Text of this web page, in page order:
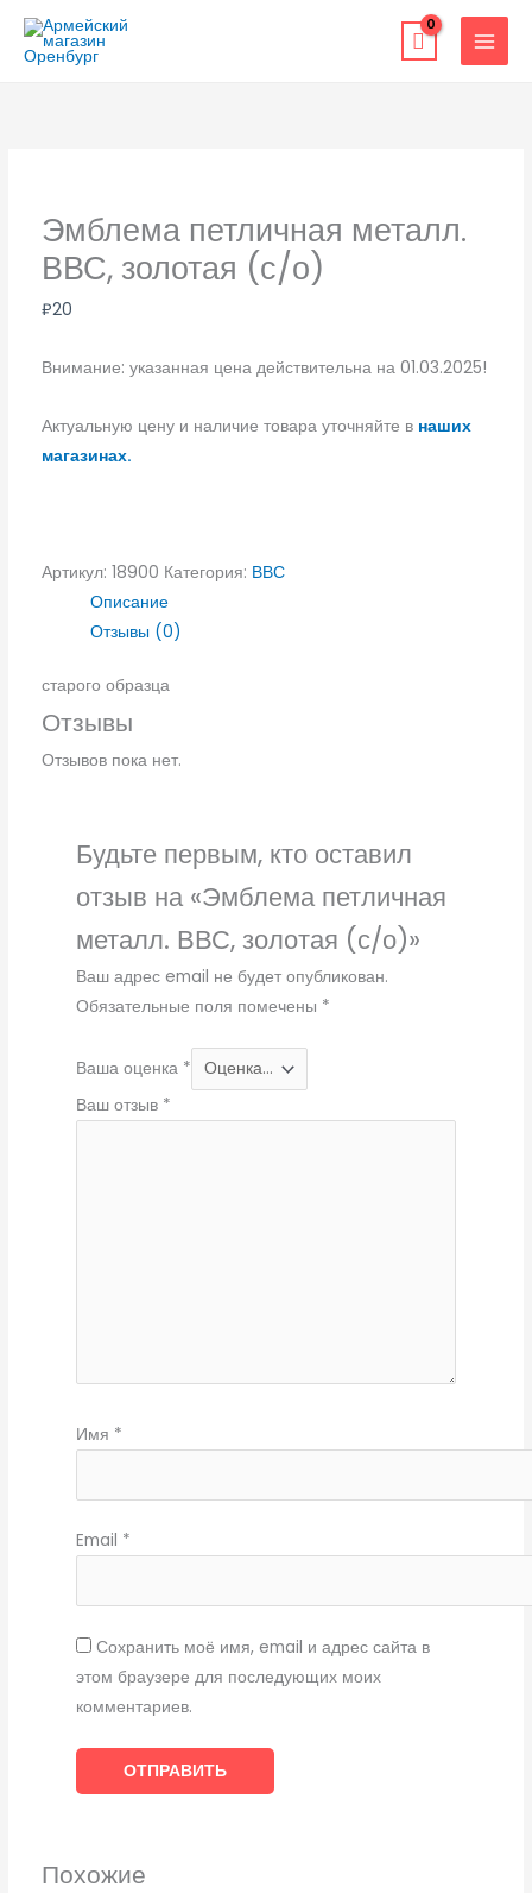
Перейти
содержимому
Эмблема петличная металл.
ВВС, золотая (с/о)
₽20
Внимание: указанная цена действительна на 01.03.2025!
Актуальную цену и наличие товара уточняйте в наших
магазинах.
Артикул: 18900 Категория: ВВС
Описание
Отзывы (0)
старого образца
Отзывы
Отзывов пока нет.
Будьте первым, кто оставил
отзыв на «Эмблема петличная
металл. ВВС, золотая (с/о)»
Ваш адрес email не будет опубликован.
Обязательные поля помечены *
Ваша оценка *
Ваш отзыв *
Имя *
Email *
Сохранить моё имя, email и адрес сайта в
этом браузере для последующих моих
комментариев.
Похожие